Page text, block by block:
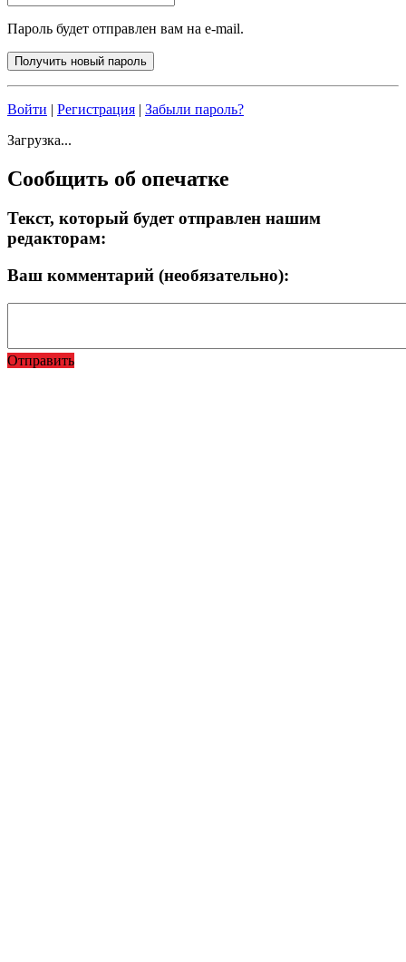
Пароль будет отправлен вам на e-mail.
Войти | Регистрация | Забыли пароль?
Загрузка...
Сообщить об опечатке
Текст, который будет отправлен нашим
редакторам:
Ваш комментарий (необязательно):
Отправить